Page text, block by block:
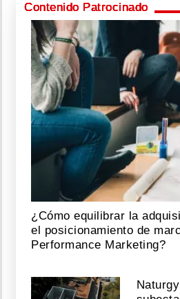
Contenido Patrocinado
¿Cómo equilibrar la
el posicionamiento de
Performance Marketing?